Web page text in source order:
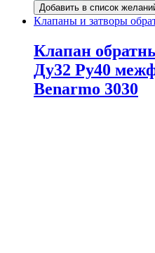
Добавить в список
Клапаны и затворы
Клапан
Ду32 Ру40
Benarmo 3030